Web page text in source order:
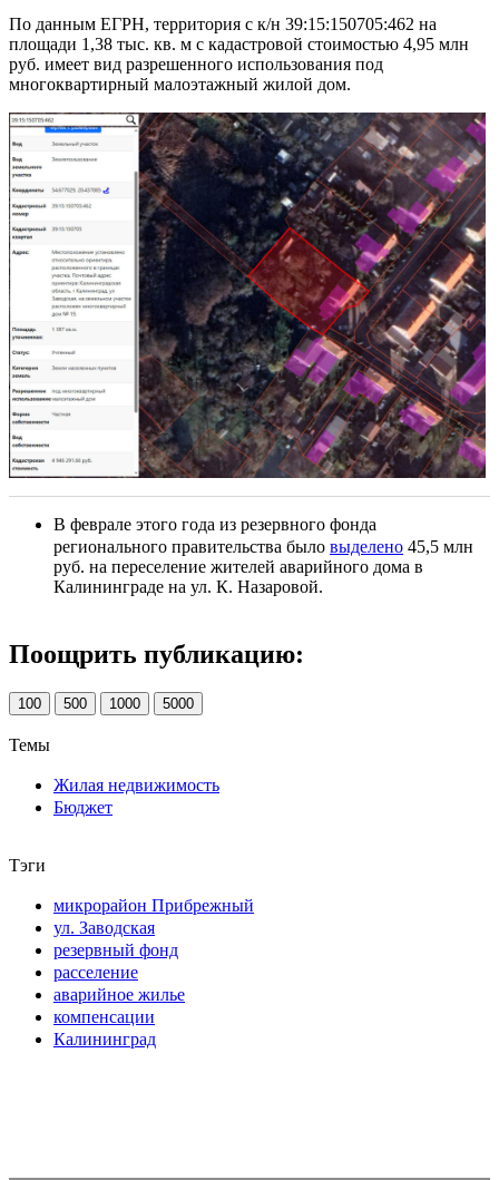
По данным ЕГРН, территория с к/н 39:15:150705:462 на
площади 1,38 тыс. кв. м с кадастровой стоимостью 4,95 млн
руб. имеет вид разрешенного использования под
многоквартирный малоэтажный жилой дом.
В феврале этого года из резервного фонда
регионального правительства было выделено 45,5 млн
руб. на переселение жителей аварийного дома в
Калининграде на ул. К. Назаровой.
Поощрить публикацию:
100 500 1000 5000
Темы
Жилая недвижимость
Бюджет
Тэги
микрорайон Прибрежный
ул. Заводская
резервный фонд
расселение
аварийное жилье
компенсации
Калининград